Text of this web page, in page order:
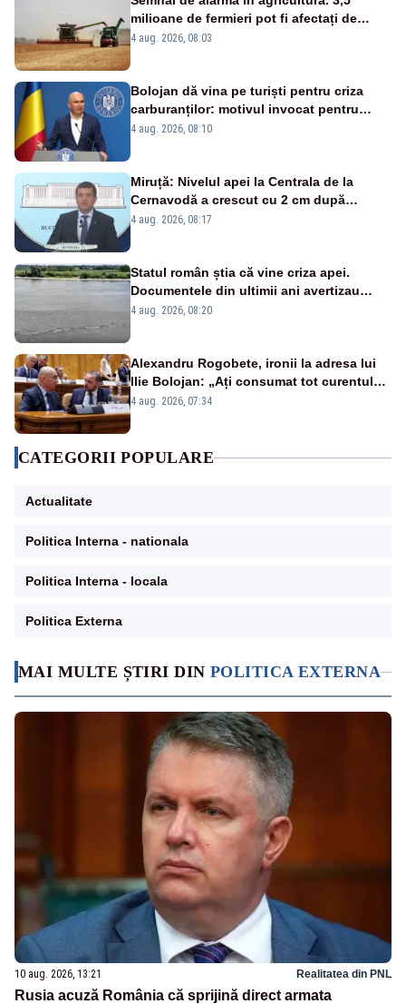
MAI MULTE ȘTIRI DIN POLITICA EXTERNA
10 aug. 2026, 13:21 Realitatea din PNL
Rusia acuză România că sprijină direct armata
milioane de fermieri pot fi afectați de
strategia pentru conservarea
4 aug. 2026, 08:03
Bolojan dă vina pe turiști pentru criza
carburanților: motivul invocat pentru
scumpirile de la pompă
4 aug. 2026, 08:10
Miruță: Nivelul apei la Centrala de la
Cernavodă a crescut cu 2 cm după
intervenția de pe Brațul Bala
4 aug. 2026, 08:17
Statul român știa că vine criza apei.
Documentele din ultimii ani avertizau
asupra pericolului
4 aug. 2026, 08:20
Alexandru Rogobete, ironii la adresa lui
Ilie Bolojan: „Ați consumat tot curentul
urmărind șobolani imaginari”
4 aug. 2026, 07:34
CATEGORII POPULARE
Actualitate
Politica Interna - nationala
Politica Interna - locala
Politica Externa